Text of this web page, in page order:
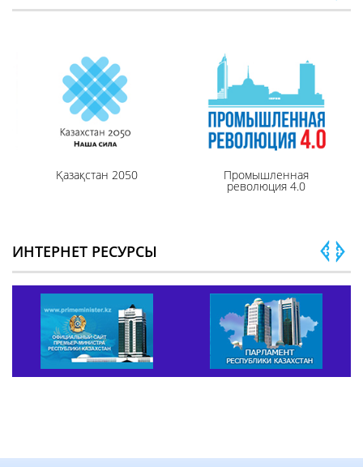
Қазақстан 2050 Промышленная
революция 4.0
ИНТЕРНЕТ РЕСУРСЫ